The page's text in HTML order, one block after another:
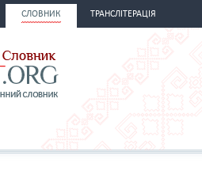
СЛОВНИК ТРАНСЛІТЕРАЦІЯ